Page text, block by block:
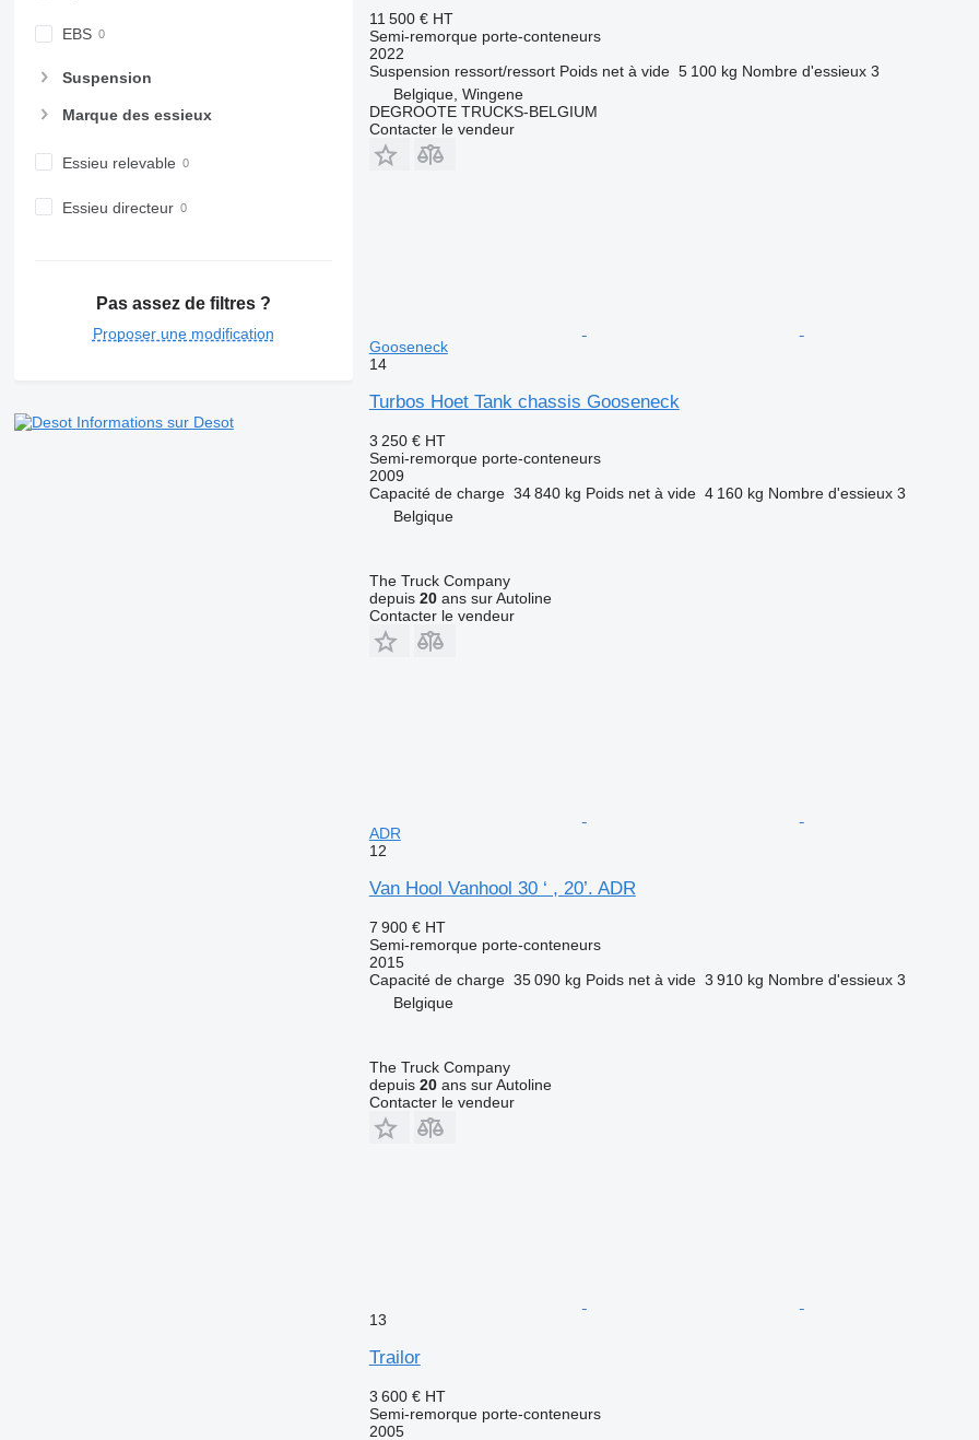
EBS
Suspension
Marque des essieux
Essieu relevable
Essieu directeur
Pas assez de filtres ?
Proposer une modification
Informations sur Desot
11 500 € HT
Semi-remorque porte-conteneurs
2022
Suspension ressort/ressort Poids net à vide 5 100 kg Nombre d'essieux 3
Belgique, Wingene
DEGROOTE TRUCKS-BELGIUM
Contacter le vendeur
Gooseneck
14
Turbos Hoet Tank chassis Gooseneck
3 250 € HT
Semi-remorque porte-conteneurs
2009
Capacité de charge 34 840 kg Poids net à vide 4 160 kg Nombre d'essieux 3
Belgique
The Truck Company
depuis 20ans sur Autoline
Contacter le vendeur
ADR
12
Van Hool Vanhool 30 ‘ , 20’. ADR
7 900 € HT
Semi-remorque porte-conteneurs
2015
Capacité de charge 35 090 kg Poids net à vide 3 910 kg Nombre d'essieux 3
Belgique
The Truck Company
depuis 20ans sur Autoline
Contacter le vendeur
13
Trailor
3 600 € HT
Semi-remorque porte-conteneurs
2005